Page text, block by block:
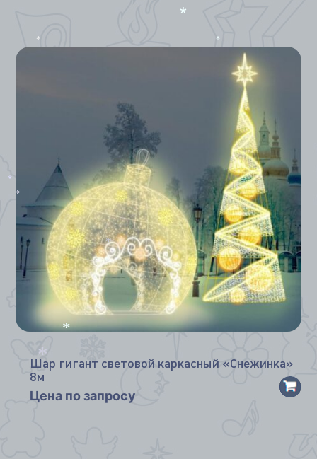
Шар гигант световой каркасный «Снежинка»
8м
Цена по запросу
*
*